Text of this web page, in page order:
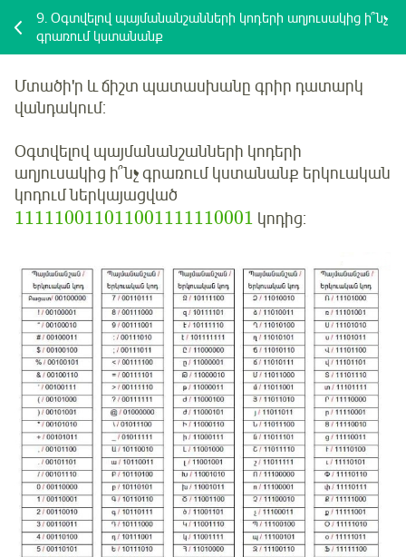
9. Օգտվելով պայմանանշանների կոդերի աղյուսակից ի՞նչ
գրառում կստանանք
Մտածի'ր և ճիշտ պատասխանը գրիր դատարկ
վանդակում:
Օգտվելով պայմանանշանների կոդերի
աղյուսակից ի՞նչ գրառում կստանանք երկուական
կոդում ներկայացված
111110011011001111110001 կոդից: